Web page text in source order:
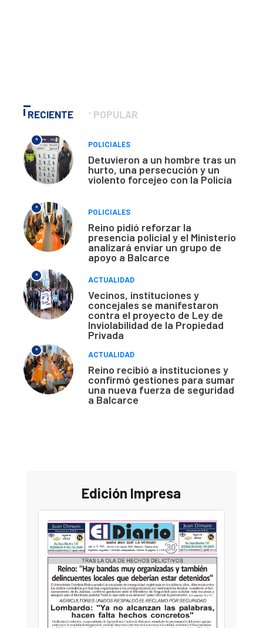
RECIENTE POPULAR
*
POLICIALES
Detuvieron a un hombre tras un
hurto, una persecución y un
violento forcejeo con la Policía
*
POLICIALES
Reino pidió reforzar la
presencia policial y el Ministerio
analizará enviar un grupo de
apoyo a Balcarce
*
ACTUALIDAD
Vecinos, instituciones y
concejales se manifestaron
contra el proyecto de Ley de
Inviolabilidad de la Propiedad
Privada
*
ACTUALIDAD
Reino recibió a instituciones y
confirmó gestiones para sumar
una nueva fuerza de seguridad
a Balcarce
Edición Impresa